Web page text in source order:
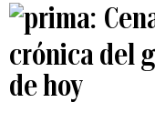
crónica del
de hoy